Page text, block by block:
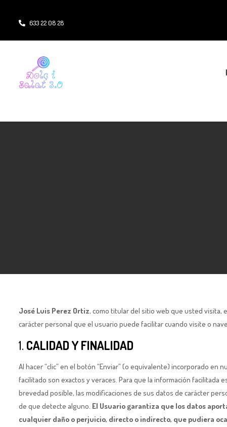
633 22 08 28
José Luis Perez Ortiz, como titular del sitio web que usted visita,
carácter personal que el usuario puede facilitar cuando visite o
1. CALIDAD Y FINALIDAD
Al hacer “clic” en el botón “Enviar” (o equivalente) incorporado
facilitado son exactos y veraces. Para que la información facilitada
brevedad posible, las modificaciones de sus datos de carácter
de que detecte alguno. El Usuario garantiza que los datos
cualquier daño o perjuicio, directo o indirecto, que pudiera